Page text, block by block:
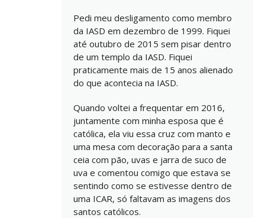
Pedi meu desligamento como membro
da IASD em dezembro de 1999. Fiquei
até outubro de 2015 sem pisar dentro
de um templo da IASD. Fiquei
praticamente mais de 15 anos alienado
do que acontecia na IASD.
Quando voltei a frequentar em 2016,
juntamente com minha esposa que é
católica, ela viu essa cruz com manto e
uma mesa com decoração para a santa
ceia com pão, uvas e jarra de suco de
uva e comentou comigo que estava se
sentindo como se estivesse dentro de
uma ICAR, só faltavam as imagens dos
santos católicos.